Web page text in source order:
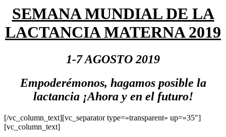
SEMANA MUNDIAL DE LA
LACTANCIA MATERNA 2019
1-7 AGOSTO 2019
Empoderémonos, hagamos posible la
lactancia ¡Ahora y en el futuro!
[/vc_column_text][vc_separator type=»transparent» up=»35″]
[vc_column_text]